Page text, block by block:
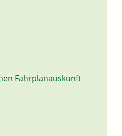
Fahrplanauskunft